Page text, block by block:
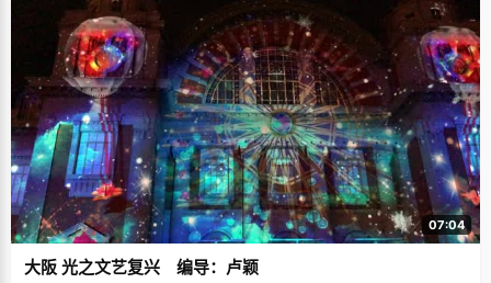
07:04
大阪 光之文艺复兴 编导：卢颖